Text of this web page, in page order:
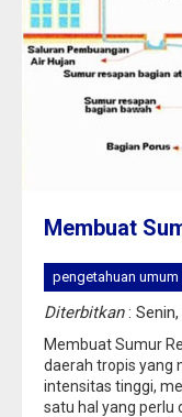
Membuat
pengetahuan umum
Diterbitkan: Senin,
Membuat Sumur
daerah tropis yang
intensitas tinggi,
satu hal yang perlu